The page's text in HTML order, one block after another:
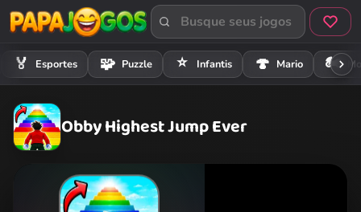
🏅 Esportes 🧩 Puzzle ⭐ Infantis 🍄 Mario 🏍️
Obby Highest Jump Ever